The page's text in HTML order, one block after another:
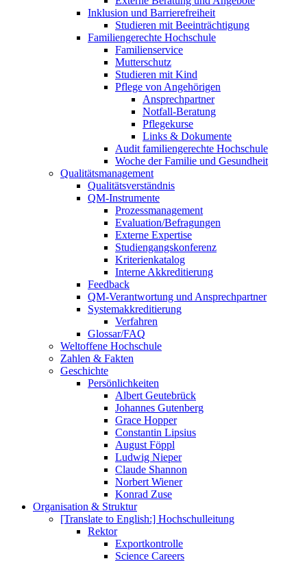
Inklusion und Barrierefreiheit
Studieren mit Beeinträchtigung
Familiengerechte Hochschule
Familienservice
Mutterschutz
Studieren mit Kind
Pflege von Angehörigen
Ansprechpartner
Notfall-Beratung
Pflegekurse
Links & Dokumente
Audit familiengerechte Hochschule
Woche der Familie und Gesundheit
Qualitätsmanagement
Qualitätsverständnis
QM-Instrumente
Prozessmanagement
Evaluation/Befragungen
Externe Expertise
Studiengangskonferenz
Kriterienkatalog
Interne Akkreditierung
Feedback
QM-Verantwortung und Ansprechpartner
Systemakkreditierung
Verfahren
Glossar/FAQ
Weltoffene Hochschule
Zahlen & Fakten
Geschichte
Persönlichkeiten
Albert Geutebrück
Johannes Gutenberg
Grace Hopper
Constantin Lipsius
August Föppl
Ludwig Nieper
Claude Shannon
Norbert Wiener
Konrad Zuse
Organisation & Struktur
[Translate to English:] Hochschulleitung
Rektor
Exportkontrolle
Science Careers